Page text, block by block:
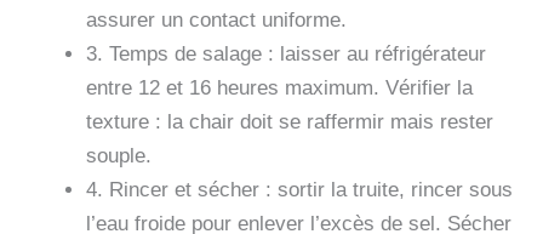
assurer un contact uniforme.
3. Temps de salage : laisser au réfrigérateur
entre 12 et 16 heures maximum. Vérifier la
texture : la chair doit se raffermir mais rester
souple.
4. Rincer et sécher : sortir la truite, rincer sous
l’eau froide pour enlever l’excès de sel. Sécher